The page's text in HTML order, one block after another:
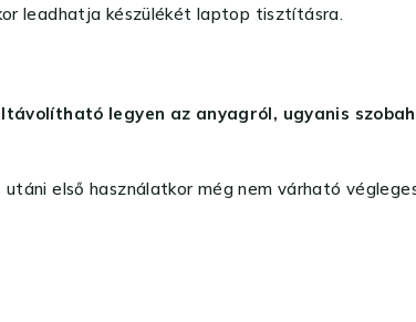
leadhatja készülékét laptop tisztításra.
legyen az anyagról, ugyanis
első használatkor még nem várható